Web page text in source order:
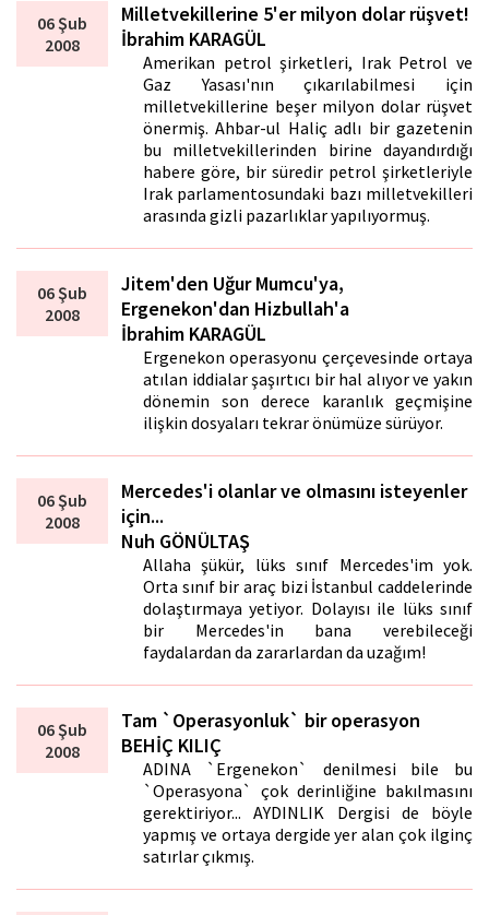
06 Şub
2008
Milletvekillerine 5'er milyon dolar rüşvet!
İbrahim KARAGÜL
Amerikan petrol şirketleri, Irak Petrol ve
Gaz Yasası'nın çıkarılabilmesi için
milletvekillerine beşer milyon dolar rüşvet
önermiş. Ahbar-ul Haliç adlı bir gazetenin
bu milletvekillerinden birine dayandırdığı
habere göre, bir süredir petrol şirketleriyle
Irak parlamentosundaki bazı milletvekilleri
arasında gizli pazarlıklar yapılıyormuş.
06 Şub
2008
Jitem'den Uğur Mumcu'ya,
Ergenekon'dan Hizbullah'a
İbrahim KARAGÜL
Ergenekon operasyonu çerçevesinde ortaya
atılan iddialar şaşırtıcı bir hal alıyor ve yakın
dönemin son derece karanlık geçmişine
ilişkin dosyaları tekrar önümüze sürüyor.
06 Şub
2008
Mercedes'i olanlar ve olmasını isteyenler
için...
Nuh GÖNÜLTAŞ
Allaha şükür, lüks sınıf Mercedes'im yok.
Orta sınıf bir araç bizi İstanbul caddelerinde
dolaştırmaya yetiyor. Dolayısı ile lüks sınıf
bir Mercedes'in bana verebileceği
faydalardan da zararlardan da uzağım!
06 Şub
2008
Tam `Operasyonluk` bir operasyon
BEHİÇ KILIÇ
ADINA `Ergenekon` denilmesi bile bu
`Operasyona` çok derinliğine bakılmasını
gerektiriyor... AYDINLIK Dergisi de böyle
yapmış ve ortaya dergide yer alan çok ilginç
satırlar çıkmış.